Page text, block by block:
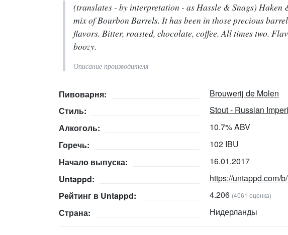
(translates - by interpretation - as Hassle & Snags) Haken
mix of Bourbon Barrels. It has been in those precious
flavors. Bitter, roasted, chocolate, coffee. All times two.
boozy.
Описание производителя
Пивоварня:
Brouwerij de Molen
Стиль:
Stout - Russian
Алкоголь:
10.7% ABV
Горечь:
102 IBU
Начало выпуска:
16.01.2017
Untappd:
https://untappd.com/
Рейтинг в Untappd:
4.206 (4061 оценка)
Страна: Нидерланды